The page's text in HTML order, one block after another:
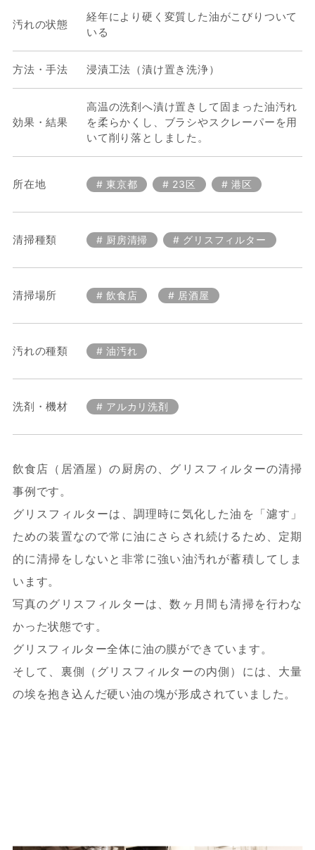
汚れの状態
経年により硬く変質した油がこびりついて
いる
方法・手法 浸漬工法（漬け置き洗浄）
効果・結果
高温の洗剤へ漬け置きして固まった油汚れ
を柔らかくし、ブラシやスクレーパーを用
いて削り落としました。
所在地 東京都 23区 港区
清掃種類 厨房清掃 グリスフィルター
清掃場所 飲食店 居酒屋
汚れの種類 油汚れ
洗剤・機材 アルカリ洗剤
飲食店（居酒屋）の厨房の、グリスフィルターの清掃
事例です。
グリスフィルターは、調理時に気化した油を「濾す」
ための装置なので常に油にさらされ続けるため、定期
的に清掃をしないと非常に強い油汚れが蓄積してしま
います。
写真のグリスフィルターは、数ヶ月間も清掃を行わな
かった状態です。
グリスフィルター全体に油の膜ができています。
そして、裏側（グリスフィルターの内側）には、大量
の埃を抱き込んだ硬い油の塊が形成されていました。